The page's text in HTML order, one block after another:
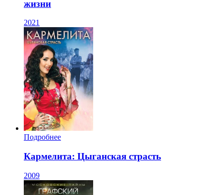
жизни
2021
Подробнее
Кармелита: Цыганская страсть
2009